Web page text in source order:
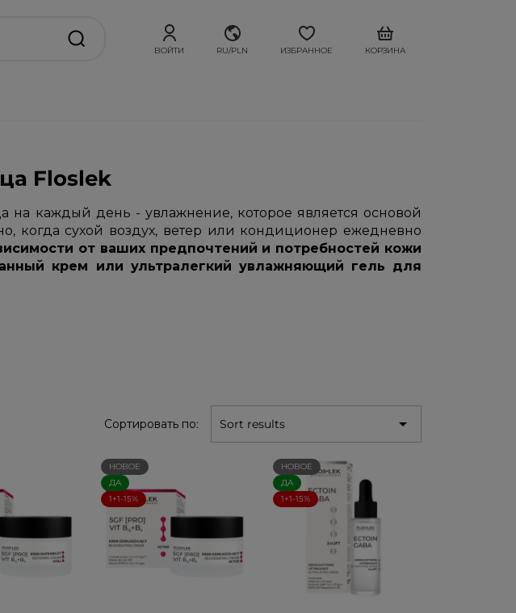
ВОЙТИ RU/PLN ИЗБРАННОЕ КОРЗИНА
Floslek
на каждый день - увлажнение, которое является основой
когда сухой воздух, ветер или кондиционер ежедневно
от ваших предпочтений и потребностей кожи
крем или ультралегкий увлажняющий гель для
Сортировать по: Sort results 
НОВОЕ
ДА
1+1-15%
НОВОЕ
ДА
1+1-15%